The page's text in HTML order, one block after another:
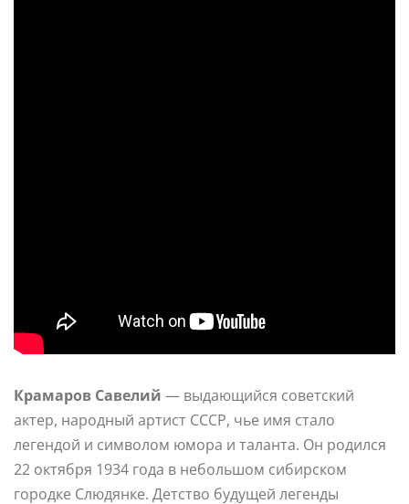
Крамаров Савелий — выдающийся советский
актер, народный артист СССР, чье имя стало
легендой и символом юмора и таланта. Он родился
22 октября 1934 года в небольшом сибирском
городке Слюдянке. Детство будущей легенды